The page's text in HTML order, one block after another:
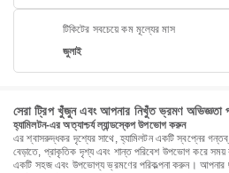
টিকিটের সবচেয়ে কম মূল্যের মাস
জুলাই
সেরা ট্রিপ খুঁজুন এবং আপনার নিখুঁত ভ্রমণ অভিজ্ঞতা
হ্যামিলটন-এর অত্যাশ্চর্য ল্যান্ডস্কেপ উপভোগ করুন
এর শ্বাসরুদ্ধকর দৃশ্যের সাথে, হ্যামিলটন একটি স্বপ্নের
বেড়াতে, প্রাকৃতিক দৃশ্য এবং শান্ত পরিবেশ উপভোগ করে সময়
একটি সহজ এবং উপভোগ্য ভ্রমণের পরিকল্পনা করুন।